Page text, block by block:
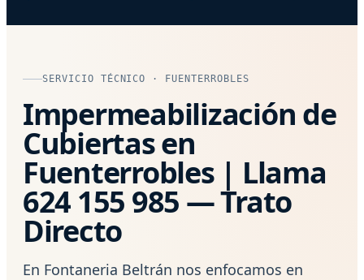
SERVICIO TÉCNICO · FUENTERROBLES
Impermeabilización de
Cubiertas en
Fuenterrobles | Llama
624 155 985 — Trato
Directo
En Fontaneria Beltrán nos enfocamos en